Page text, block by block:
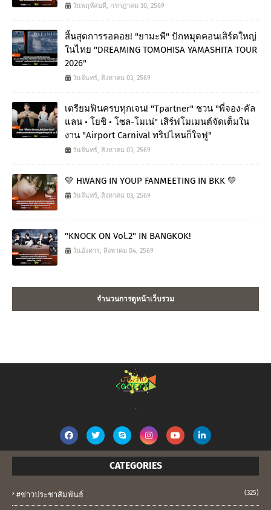
วันพฤหัสบดี, กรกฎาคม 30, 2569
สิ้นสุดการรอคอย! "ยามะพี" ปักหมุดคอนเสิร์ตใหญ่
ในไทย "DREAMING TOMOHISA YAMASHITA TOUR
2026"
วันจันทร์, สิงหาคม 03, 2569
เตรียมฟินครบทุกเจน! "Tpartner" ชวน "พี่จอง-คัล
แลน • โยชิ • โซล-โมเน่" เสิร์ฟโมเมนต์จัดเต็มใน
งาน "Airport Carnival ทริปไหนก็ใจฟู"
วันจันทร์, สิงหาคม 03, 2569
💛 HWANG IN YOUP FANMEETING IN BKK 💛
วันจันทร์, สิงหาคม 03, 2569
"KNOCK ON Vol.2" IN BANGKOK!
วันอังคาร, สิงหาคม 04, 2569
จำนวนการดูหน้าเว็บรวม
.
CATEGORIES
#ข่าวประชาสัมพันธ์ (325)